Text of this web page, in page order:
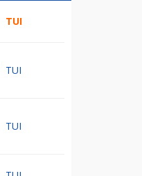
TUI
TUI
TUI